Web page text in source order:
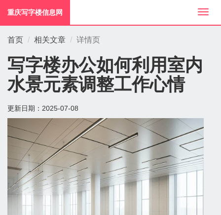
切
换
重庆写字楼信息网
首页 相关文章 详情页
写字楼办公如何利用室内
水景元素调整工作心情
更新日期： 2025-07-08